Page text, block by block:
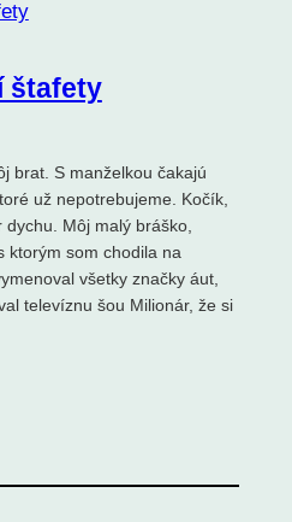
štafety
brat. S manželkou čakajú
už nepotrebujeme. Kočík,
Môj malý bráško,
ktorým som chodila na
všetky značky áut,
televíznu šou Milionár, že si